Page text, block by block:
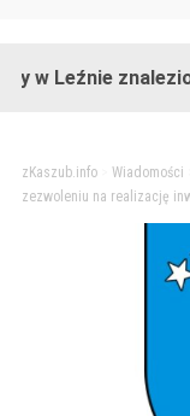
znaleziono
zKaszub.info> Wiadomości
zezwoleniu na realizację